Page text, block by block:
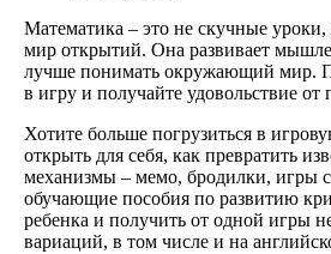
Математика – это не скучные
мир открытий. Она развивает
лучше понимать окружающий мир.
в игру и получайте удовольствие от
Хотите больше погрузиться в
открыть для себя, как превратить
механизмы – мемо, бродилки, игры
обучающие пособия по развитию
ребенка и получить от одной игры
вариаций, в том числе и на